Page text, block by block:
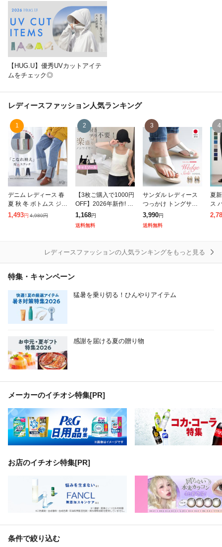
【HUG.U】優秀UVカットアイテ
ムをチェック◎
レディースファッション人気ランキング
1
デニム レディース 春
夏 秋 冬 ボトムス ジー
パン ストレートデニ
1,493円 4,980円
2
【3枚ご購入で1000円
OFF】2026年新作! キ
ャミソール カップ付
き タンクトップ キャ
1,168円
送料無料
3
サンダル レディース
つっかけ トングサン
ダル サンダル レディ
ース ぺたんこ 歩きや
3,990円
送料無料
4
夏
ス
や
レディースファッションの人気ランキングをもっと見る
特集・キャンペーン
猛暑を乗り切る！ひんやりアイテム
感謝を届ける夏の贈り物
メーカーのイチオシ特集[PR]
お店のイチオシ特集[PR]
条件で絞り込む